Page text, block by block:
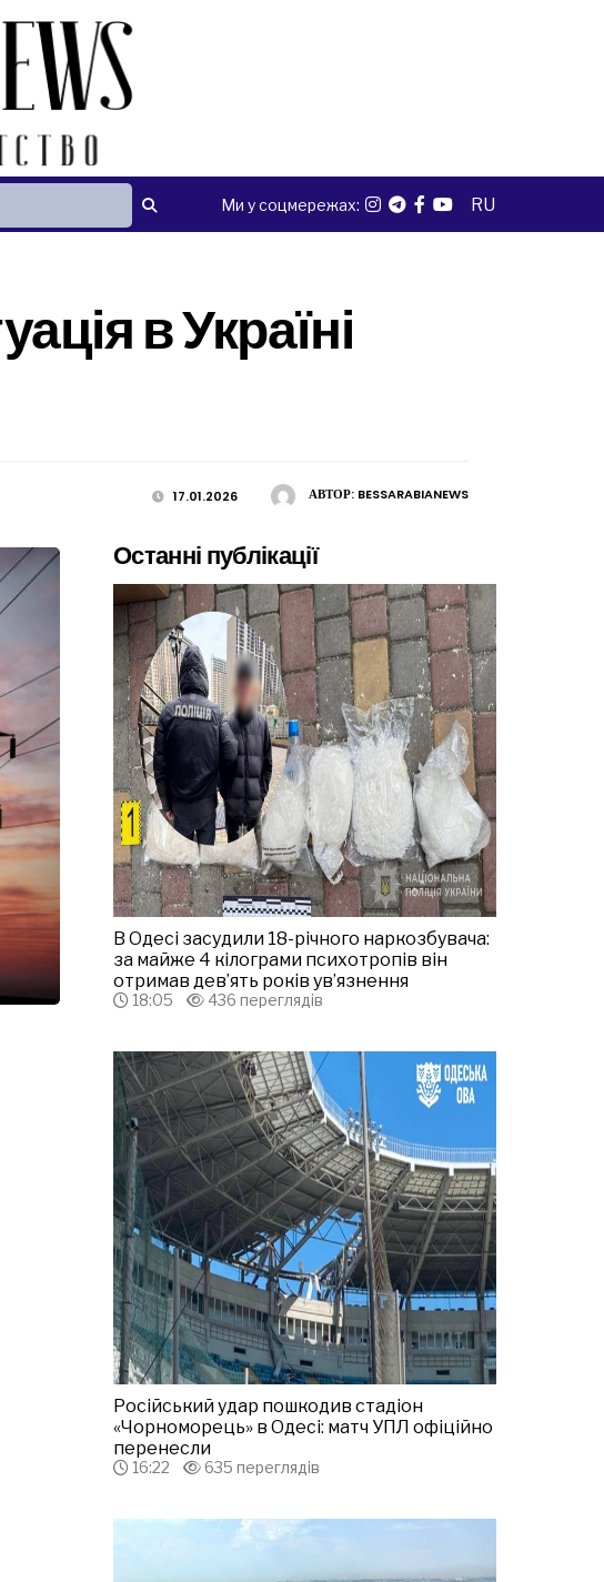
Ми у соцмережах: RU
в Україні
АВТОР: BESSARABIANEWS
17.01.2026
Останні публікації
В Одесі засудили 18-річного наркозбувача:
за майже 4 кілограми психотропів він
отримав дев’ять років ув’язнення
18:05 436 переглядів
Російський удар пошкодив стадіон
«Чорноморець» в Одесі: матч УПЛ офіційно
перенесли
16:22 635 переглядів